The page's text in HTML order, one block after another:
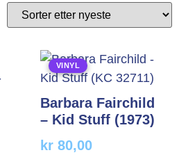
VINYL
Barbara Fairchild
– Kid Stuff (1973)
kr 80,00